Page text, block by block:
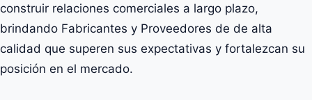
construir relaciones comerciales a largo plazo,
brindando Fabricantes y Proveedores de de alta
calidad que superen sus expectativas y fortalezcan su
posición en el mercado.